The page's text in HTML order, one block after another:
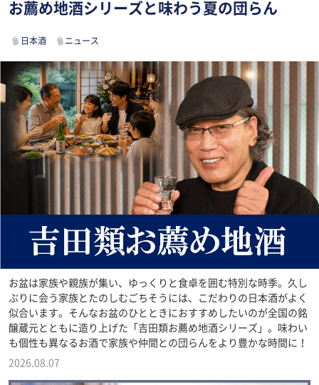
お薦め地酒シリーズと味わう夏の団らん
日本酒 ニュース
お盆は家族や親族が集い、ゆっくりと食卓を囲む特別な時季。久し
ぶりに会う家族とたのしむごちそうには、こだわりの日本酒がよく
似合います。そんなお盆のひとときにおすすめしたいのが全国の銘
醸蔵元とともに造り上げた「吉田類お薦め地酒シリーズ」。味わい
も個性も異なるお酒で家族や仲間との団らんをより豊かな時間に！
2026.08.07